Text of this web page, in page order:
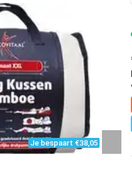
Je bespaart €38,05